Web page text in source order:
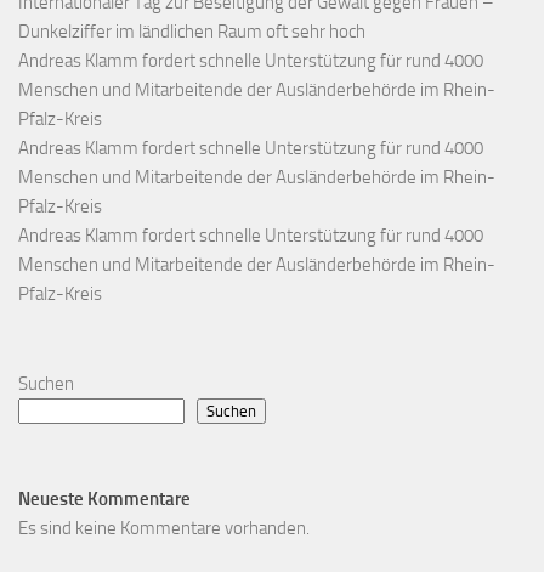
Dunkelziffer im ländlichen Raum oft sehr hoch
Andreas Klamm fordert schnelle Unterstützung für rund 4000
Menschen und Mitarbeitende der Ausländerbehörde im Rhein-
Pfalz-Kreis
Andreas Klamm fordert schnelle Unterstützung für rund 4000
Menschen und Mitarbeitende der Ausländerbehörde im Rhein-
Pfalz-Kreis
Andreas Klamm fordert schnelle Unterstützung für rund 4000
Menschen und Mitarbeitende der Ausländerbehörde im Rhein-
Pfalz-Kreis
Suchen
Suchen
Neueste Kommentare
Es sind keine Kommentare vorhanden.